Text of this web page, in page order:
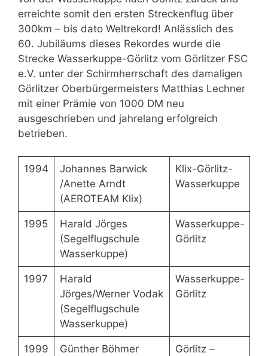
erreichte somit den ersten Streckenflug über
300km – bis dato Weltrekord! Anlässlich des
60. Jubiläums dieses Rekordes wurde die
Strecke Wasserkuppe-Görlitz vom Görlitzer FSC
e.V. unter der Schirmherrschaft des damaligen
Görlitzer Oberbürgermeisters Matthias Lechner
mit einer Prämie von 1000 DM neu
ausgeschrieben und jahrelang erfolgreich
betrieben.
1994
Johannes Barwick
/Anette Arndt
(AEROTEAM Klix)
Klix-Görlitz-
Wasserkuppe
1995
Harald Jörges
(Segelflugschule
Wasserkuppe)
Wasserkuppe-
Görlitz
1997
Harald
Jörges/Werner Vodak
(Segelflugschule
Wasserkuppe)
Wasserkuppe-
Görlitz
1999
Günther Böhmer
Görlitz –